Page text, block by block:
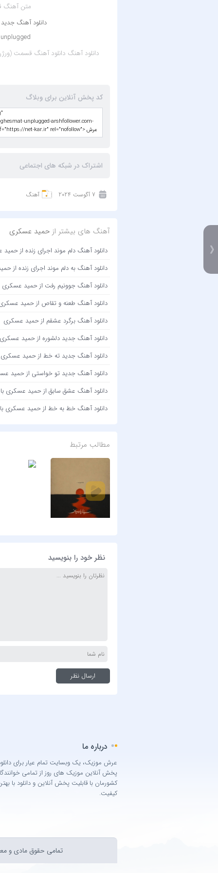
متن آهنگ
دانلود آهنگ
دانلود آهنگ دانلود آهنگ قسمت (ورژن
کد پخش آنلاین برای وبلاگ
اشتراک در شبکه های اجتماعی
7 آگوست 2024 آهنگ
آهنگ های بیشتر از حمید عسکری
دانلود آهنگ دلم موند اجرای زنده از
دانلود آهنگ به دلم موند اجرای زنده از
دانلود آهنگ جوونیم رفت از حمید عسکری
دانلود آهنگ طعنه و تقاص از حمید
دانلود آهنگ برگرد عشقم از حمید عسکری
دانلود آهنگ جدید دلشوره از حمید عسکری
دانلود آهنگ جدید ته خط از حمید عسکری
دانلود آهنگ جدید تو خواستی از حمید
دانلود آهنگ عشق سابق از حمید عسکری با کیفیت 320
دانلود آهنگ خط به خط از حمید عسکری با کیفیت 320
مطالب مرتبط
نظر خود را بنویسید
درباره ما
عرش موزیک، یک وبسایت تمام عیار برای
پخش آنلاین موزیک های روز از تمامی
کشورمان با قابلیت پخش آنلاین و دانلود با
کیفیت.
تمامی حقوق مادی و